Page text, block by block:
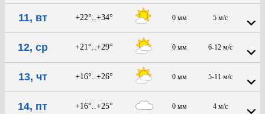
11, вт +22°..+34° 0 мм 5 м/с
12, ср +21°..+29° 0 мм 6-12 м/с
13, чт +16°..+26° 0 мм 5-11 м/с
14, пт +16°..+25° 0 мм 4 м/с